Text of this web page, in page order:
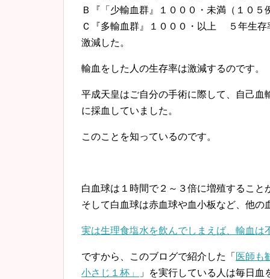
Ｂ『「少輸血群』１０００・未満（１０５
Ｃ『多輸血群』１０００・以上 ５年生
激減した。
輸血をした人の生存率は激減するのです。
平成天皇はご自分の手術に際して、自己
に採血していました。
このことを知っているのです。
白血球は１時間で２～３倍に増殖すること
そして白血球は赤血球や血小板など、他の
実は生理食塩水を飲んでしまえば、輸血は
ですから、このブログで紹介した「 医師も
小さじ１杯」
」を実行している人は毎日